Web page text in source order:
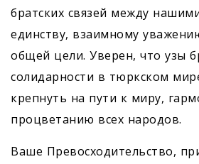
братских связей между
единству, взаимному
общей цели. Уверен, что узы
солидарности в тюркском
крепнуть на пути к миру,
процветанию всех народов.
Ваше Превосходительство,